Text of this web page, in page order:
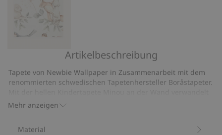
Artikelbeschreibung
Mehr anzeigen
Tapete von Newbie Wallpaper in Zusammenarbeit mit dem
renommierten schwedischen Tapetenhersteller Boråstapeter.
sich der Raum in eine magische Märchenlandschaft, in der
Eichhörnchen, Rotkehlchen, Waldmäuse und Kaninchen zu
Originalmuster ist von Newbies Designstudio in Aquarell
Material